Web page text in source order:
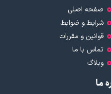
صفحه اصلی
شرایط و ضوابط
قوانین و مقررات
تماس با ما
وبلاگ
ما